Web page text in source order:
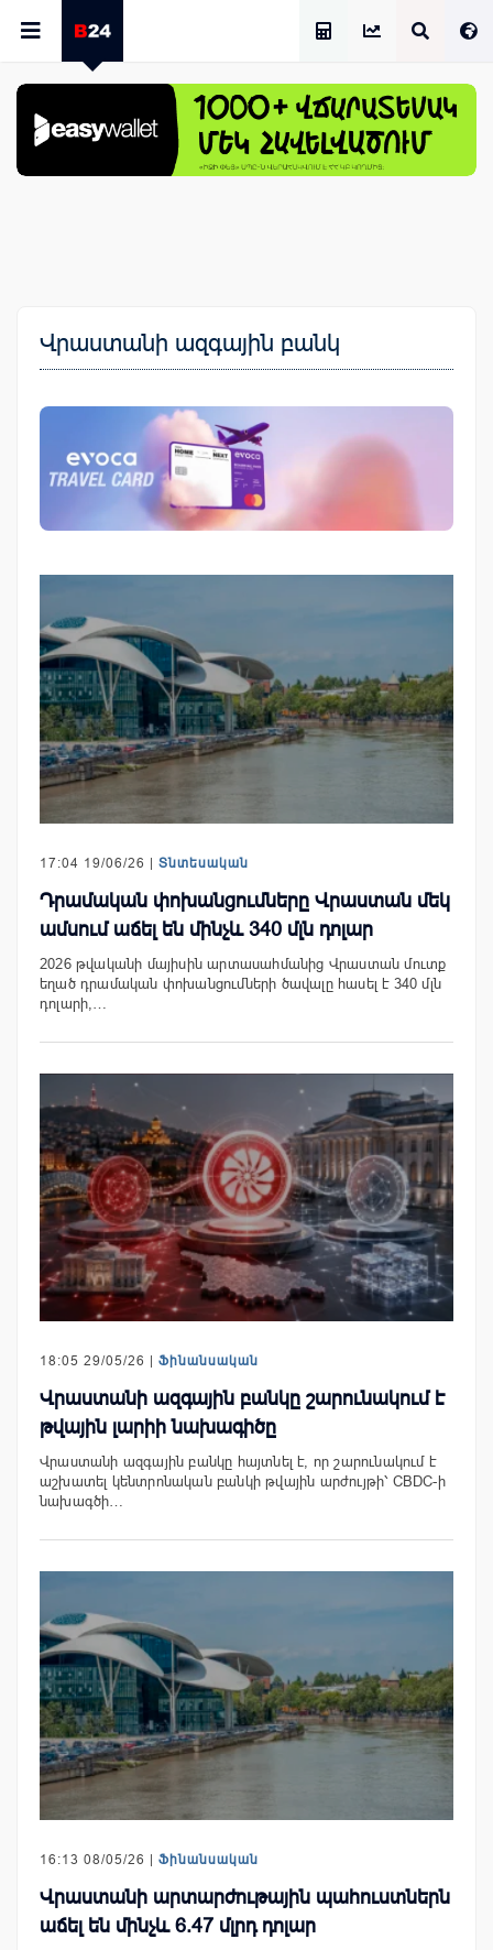
Վրաստանի ազգային բանկ
17:04 19/06/26 | Տնտեսական
Դրամական փոխանցումները Վրաստան մեկ
ամսում աճել են մինչև 340 մլն դոլար
2026 թվականի մայիսին արտասահմանից Վրաստան մուտք
եղած դրամական փոխանցումների ծավալը հասել է 340 մլն
դոլարի,…
18:05 29/05/26 | Ֆինանսական
Վրաստանի ազգային բանկը շարունակում է
թվային լարիի նախագիծը
Վրաստանի ազգային բանկը հայտնել է, որ շարունակում է
աշխատել կենտրոնական բանկի թվային արժույթի՝ CBDC-ի
նախագծի…
16:13 08/05/26 | Ֆինանսական
Վրաստանի արտարժութային պահուստներն
աճել են մինչև 6.47 մլրդ դոլար